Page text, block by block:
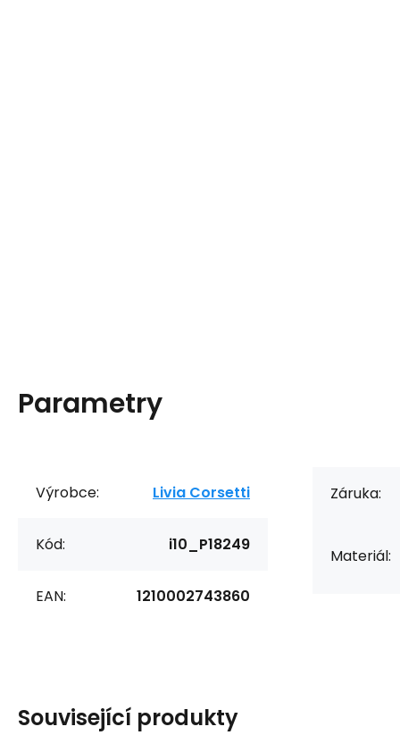
Parametry
Výrobce: Livia Corsetti
Kód: i10_P18249
EAN: 1210002743860
Záruka:
Materiál:
Související produkty